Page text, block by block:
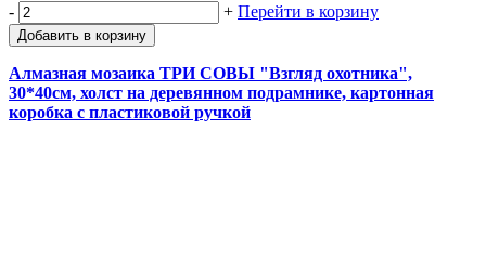
- + Перейти в корзину
Добавить в корзину
Алмазная мозаика ТРИ СОВЫ "Взгляд охотника",
30*40см, холст на деревянном подрамнике, картонная
коробка с пластиковой ручкой